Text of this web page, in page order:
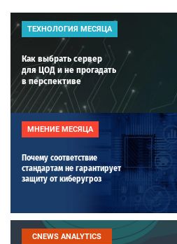
ТЕХНОЛОГИЯ МЕСЯЦА
Как выбрать сервер
для ЦОД и не прогадать
в перспективе
МНЕНИЕ МЕСЯЦА
Почему соответствие
стандартам не гарантирует
защиту от киберугроз
CNEWS ANALYTICS